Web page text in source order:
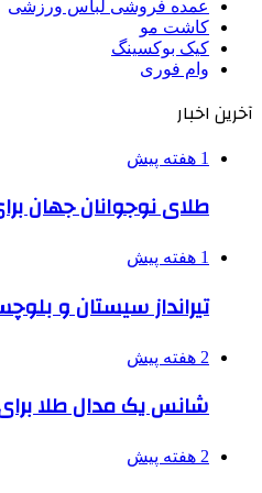
عمده فروشی لباس ورزشی
کاشت مو
کیک بوکسینگ
وام فوری
آخرین اخبار
1 هفته پیش
طلای نوجوانان جهان
1 هفته پیش
تیرانداز سیستان و
2 هفته پیش
شانس یک مدال طلا برای ایران/ ۳
2 هفته پیش